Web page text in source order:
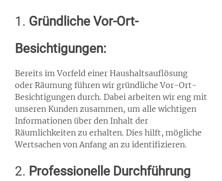
1. Gründliche Vor-Ort-
Besichtigungen:
Bereits im Vorfeld einer Haushaltsauflösung
oder Räumung führen wir gründliche Vor-Ort-
Besichtigungen durch. Dabei arbeiten wir eng mit
unseren Kunden zusammen, um alle wichtigen
Informationen über den Inhalt der
Räumlichkeiten zu erhalten. Dies hilft, mögliche
Wertsachen von Anfang an zu identifizieren.
2. Professionelle Durchführung